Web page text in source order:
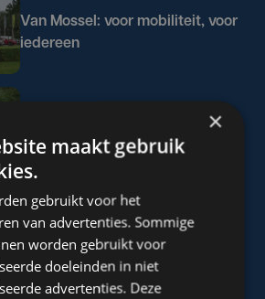
Van Mossel: voor mobiliteit, voor
iedereen
béné mode en maatwerk
×
maakt gebruik
gebruikt voor het
van advertenties. Sommige
worden gebruikt voor
doeleinden in niet
advertenties. Deze